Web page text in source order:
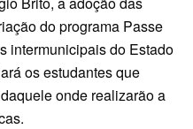
do programa Passe
intermunicipais do Estado
os estudantes que
onde realizarão a